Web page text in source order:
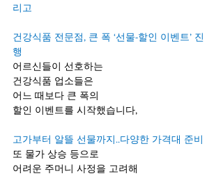
리고
건강식품 전문점, 큰 폭 ‘선물-할인 이벤트’ 진
행
어르신들이 선호하는
건강식품 업소들은
어느 때보다 큰 폭의
할인 이벤트를 시작했습니다,
고가부터 알뜰 선물까지..다양한 가격대 준비
또 물가 상승 등으로
어려운 주머니 사정을 고려해